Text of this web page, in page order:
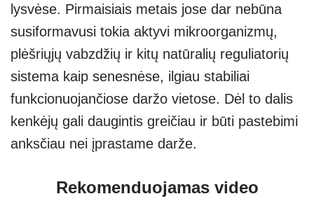
lysvėse. Pirmaisiais metais jose dar nebūna
susiformavusi tokia aktyvi mikroorganizmų,
plėšriųjų vabzdžių ir kitų natūralių reguliatorių
sistema kaip senesnėse, ilgiau stabiliai
funkcionuojančiose daržo vietose. Dėl to dalis
kenkėjų gali daugintis greičiau ir būti pastebimi
anksčiau nei įprastame darže.
Rekomenduojamas video